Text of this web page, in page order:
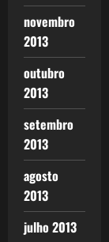
novembro
2013
outubro
2013
setembro
2013
agosto
2013
julho 2013